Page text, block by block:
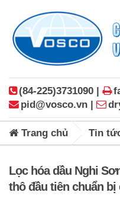
(84-225)3731090 |
pid@vosco.vn |
Trang chủ Tin
Lọc hóa dầu Nghi
thô đầu tiên chuẩn bị